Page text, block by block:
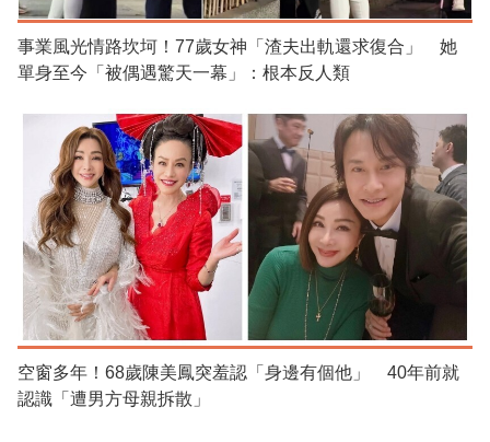
事業風光情路坎坷！77歲女神「渣夫出軌還求復合」 她
單身至今「被偶遇驚天一幕」：根本反人類
空窗多年！68歲陳美鳳突羞認「身邊有個他」 40年前就
認識「遭男方母親拆散」